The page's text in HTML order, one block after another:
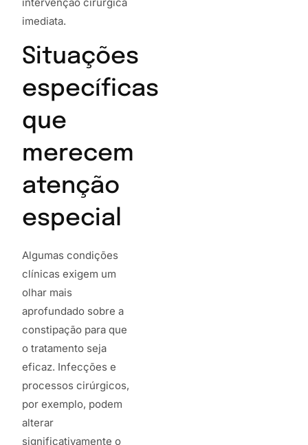
intervenção cirúrgica
imediata.
Situações
específicas
que
merecem
atenção
especial
Algumas condições
clínicas exigem um
olhar mais
aprofundado sobre a
constipação para que
o tratamento seja
eficaz. Infecções e
processos cirúrgicos,
por exemplo, podem
alterar
significativamente o